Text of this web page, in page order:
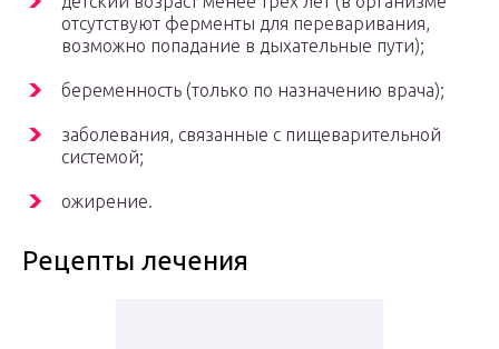
отсутствуют ферменты для переваривания,
возможно попадание в дыхательные пути);
беременность (только по назначению врача);
заболевания, связанные с пищеварительной
системой;
ожирение.
Рецепты лечения